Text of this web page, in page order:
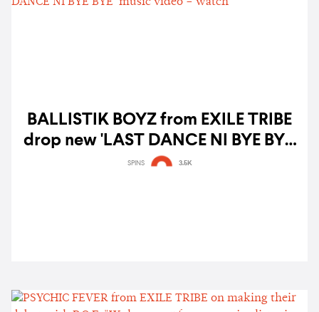
BALLISTIK BOYZ from EXILE TRIBE
drop new 'LAST DANCE NI BYE BYE'
music video – watch
SPINS 3.5K